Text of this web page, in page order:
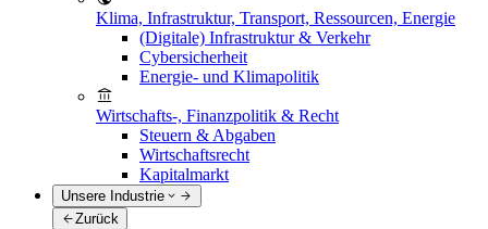
Klima, Infrastruktur, Transport, Ressourcen, Energie
(Digitale) Infrastruktur & Verkehr
Cybersicherheit
Energie- und Klimapolitik
Wirtschafts-, Finanzpolitik & Recht
Steuern & Abgaben
Wirtschaftsrecht
Kapitalmarkt
Unsere Industrie
Zurück